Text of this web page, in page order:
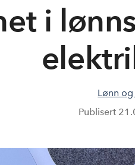
i
Lønn
Publisert